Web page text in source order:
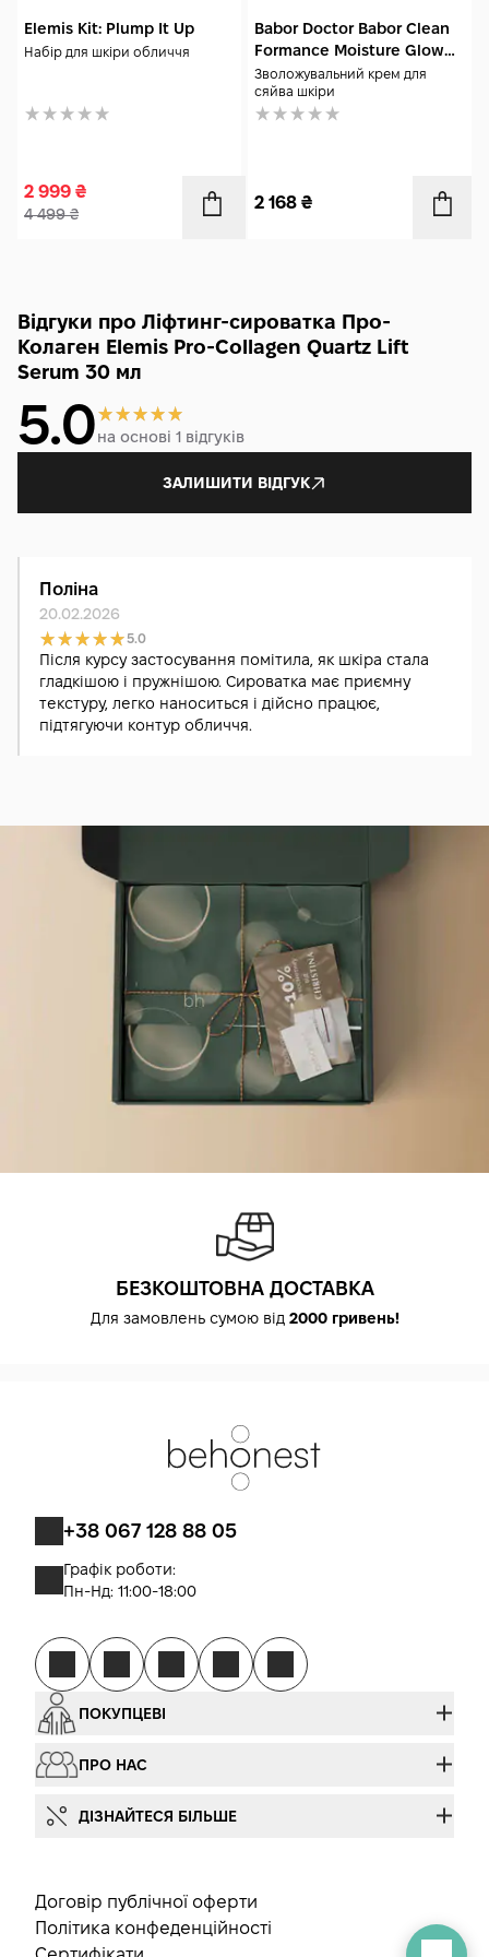
Elemis Kit: Plump It Up
Набір для шкіри обличчя
2 999 ₴
4 499₴
Babor Doctor Babor Clean
Formance Moisture Glow
Cream 50 мл
Зволожувальний крем для
сяйва шкіри
2 168 ₴
Відгуки про Ліфтинг-сироватка Про-
Колаген Elemis Pro-Collagen Quartz Lift
Serum 30 мл
5.0на основі 1 відгуків
ЗАЛИШИТИ ВІДГУК
Поліна
20.02.2026
5.0
Після курсу застосування помітила, як шкіра стала
гладкішою і пружнішою. Сироватка має приємну
текстуру, легко наноситься і дійсно працює,
підтягуючи контур обличчя.
БЕЗКОШТОВНА ДОСТАВКА
Для замовлень сумою від 2000 гривень!
+38 067 128 88 05
Графік роботи:
Пн-Нд: 11:00-18:00
ПОКУПЦЕВІ
ПРО НАС
ДІЗНАЙТЕСЯ БІЛЬШЕ
Договір публічної оферти
Політика конфеденційності